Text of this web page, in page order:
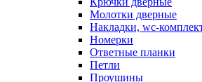
Молотки дверные
Накладки, wc-
Номерки
Ответные планки
Петли
Проушины